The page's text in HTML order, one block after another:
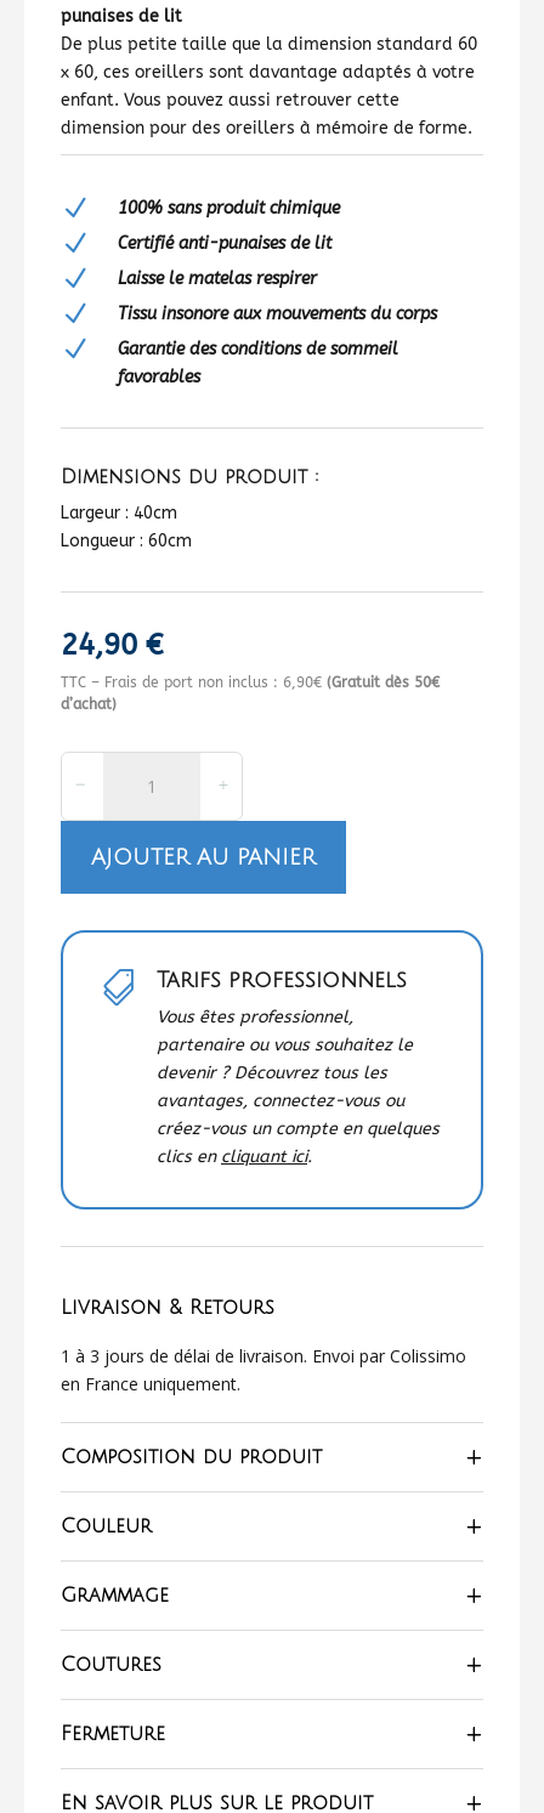
punaises de lit
De plus petite taille que la dimension standard 60
x 60, ces oreillers sont davantage adaptés à votre
enfant. Vous pouvez aussi retrouver cette
dimension pour des oreillers à mémoire de forme.
N 100% sans produit chimique
N Certifié anti-punaises de lit
N Laisse le matelas respirer
N Tissu insonore aux mouvements du corps
N
Garantie des conditions de sommeil
favorables
Dimensions du produit :
Largeur : 40cm
Longueur : 60cm
24,90 €
TTC – Frais de port non inclus : 6,90€ (Gratuit dès 50€
d’achat)
−
Housse
d'oreiller
rectangulaire
40x60cm
+
AJOUTER AU PANIER
 Tarifs professionnels
Vous êtes professionnel,
partenaire ou vous souhaitez le
devenir ? Découvrez tous les
avantages, connectez-vous ou
créez-vous un compte en quelques
clics en cliquant ici.
Livraison & Retours
1 à 3 jours de délai de livraison. Envoi par Colissimo
en France uniquement.
Composition du produit
Couleur
Grammage
Coutures
Fermeture
En savoir plus sur le produit